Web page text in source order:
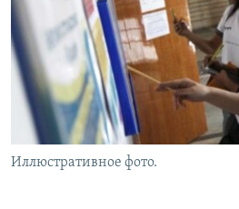
Иллюстративное фото.